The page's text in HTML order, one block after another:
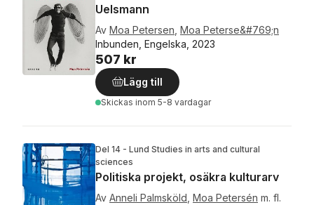
Uelsmann
Av Moa Petersen Moa Peterse&#769;n
Inbunden, Engelska, 2023
507 kr
Lägg till
Skickas inom 5-8 vardagar
Del 14 - Lund Studies in arts and cultural
sciences
Politiska projekt, osäkra kulturarv
Av Anneli Palmsköld Moa Petersén m. fl.